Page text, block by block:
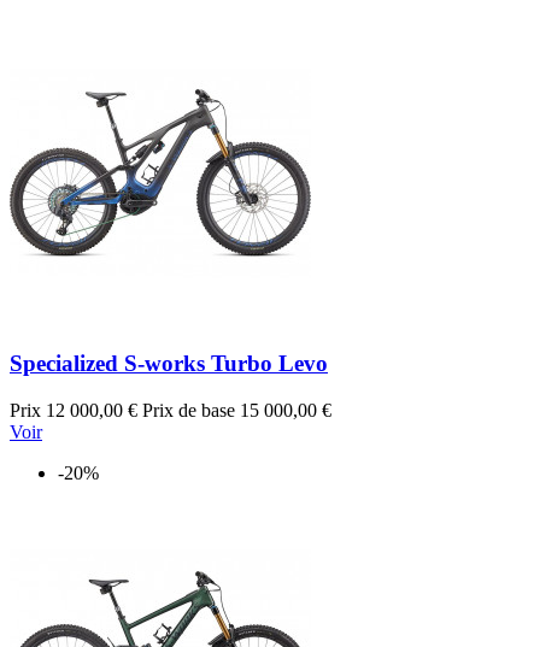
Specialized S-works Turbo Levo
Prix 12 000,00 € Prix de base 15 000,00 €
Voir
-20%